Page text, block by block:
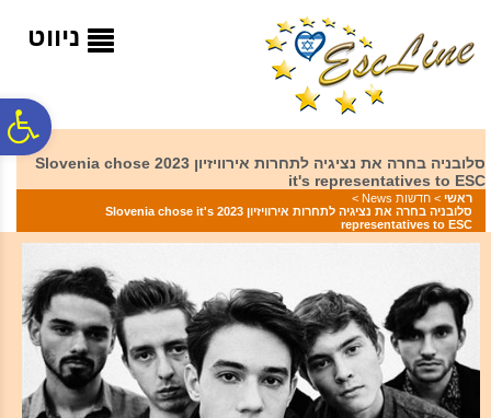
המרכזי
ניווט
סלובניה בחרה את נציגיה לתחרות אירוויזיון 2023 Slovenia chose
it's representatives to ESC
ראשי > חדשות News
>
סלובניה בחרה את נציגיה לתחרות אירוויזיון 2023 Slovenia chose it's
representatives to ESC